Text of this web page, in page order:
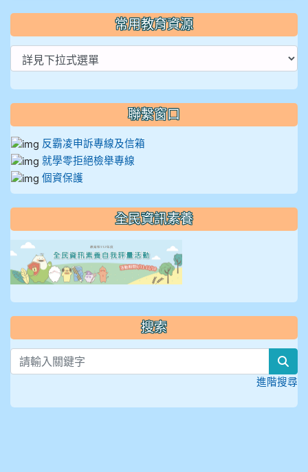
常用教育資源
聯繫窗口
反霸凌申訴專線及信箱
就學零拒絕檢舉專線
個資保護
全民資訊素養
搜索
進階搜尋